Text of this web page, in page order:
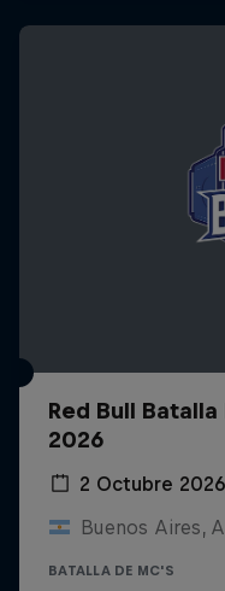
Red Bull
2026
2 Octubre 2026
Buenos Aires,
BATALLA DE MC'S